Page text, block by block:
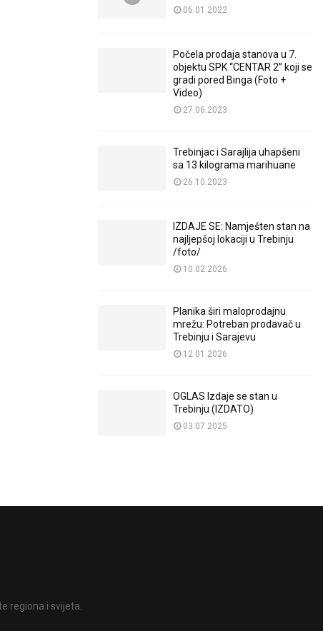
06.01.2022
Počela prodaja stanova u 7.
objektu SPK “CENTAR 2” koji se
gradi pored Binga (Foto +
Video)
27.06.2023
Trebinjac i Sarajlija uhapšeni
sa 13 kilograma marihuane
26.10.2023
IZDAJE SE: Namješten stan na
najljepšoj lokaciji u Trebinju
/foto/
10.02.2026
Planika širi maloprodajnu
mrežu: Potreban prodavač u
Trebinju i Sarajevu
12.01.2026
OGLAS Izdaje se stan u
Trebinju (IZDATO)
03.07.2025
regiona i svijeta.